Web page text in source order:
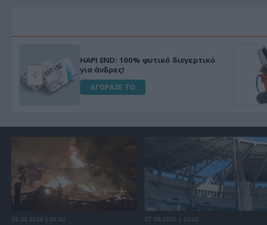
HAPI END: 100% φυτικό διεγερτικό
για άνδρες!
ΑΓΟΡΑΣΕ ΤΟ
08.08.2026 | 01:02 07.08.2026 | 23:02